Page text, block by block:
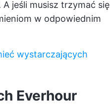
jeśli musisz trzymać się
w odpowiednim
wystarczających
Everhour